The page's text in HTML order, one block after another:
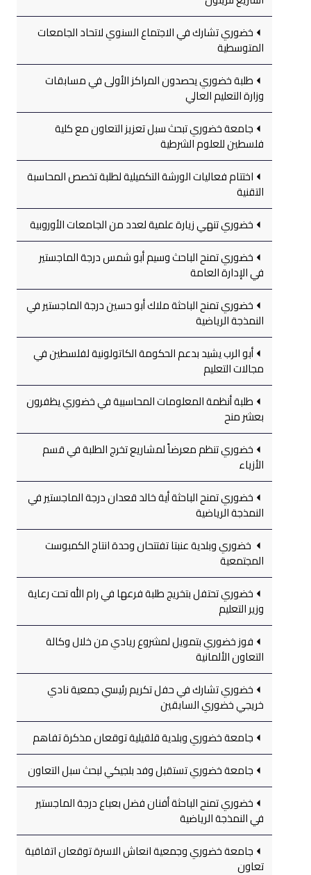
خضوري تشارك في الاجتماع السنوي لاتحاد الجامعات
المتوسطية
طلبة خضوري يحصدون المراكز الأولى في مسابقات
وزارة التعليم العالي
جامعة خضوري تبحث سبل تعزيز التعاون مع كلية
فلسطين للعلوم الشرطية
اختتام فعاليات الورشة التكميلية لطلبة تخصص المحاسبة
التقنية
خضوري تنهي زيارة علمية لعدد من الجامعات الأوروبية
خضوري تمنح الباحث وسيم أبو شمس درجة الماجستير
في الإدارة العامة
خضوري تمنح الباحثة ملاك أبو حسين درجة الماجستير في
النمذجة الرياضية
أبو الرب يشيد بدعم الحكومة الكاتولونية لفلسطين في
مجالات التعليم
طلبة أنظمة المعلومات المحاسبية في خضوري يظفرون
بعشر منح
خضوري تنظم معرضاً لمشاريع تخرج الطلبة في قسم
الأزياء
خضوري تمنح الباحثة أية خالد قعدان درجة الماجستير في
النمذجة الرياضية
خضوري وبلدية عنبتا تفتتحان وحدة انتاج الكمبوست
المجتمعية
خضوري تحتفل بتخريج طلبة فرعها في رام الله تحت رعاية
وزير التعليم
فوز خضوري بتمويل لمشروع ريادي من خلال وكالة
التعاون الألمانية
خضوري تشارك في حفل تكريم رئيسي جمعية نادي
خريجي خضوري السابقين
جامعة خضوري وبلدية قلقيلية توقعان مذكرة تفاهم
جامعة خضوري تستقبل وفد بلجيكي لبحث سبل التعاون
خضوري تمنح الباحثة أفنان فضل بعباع درجة الماجستير
في النمذجة الرياضية
جامعة خضوري وجمعية انعاش الاسرة توقعان اتفاقية
تعاون